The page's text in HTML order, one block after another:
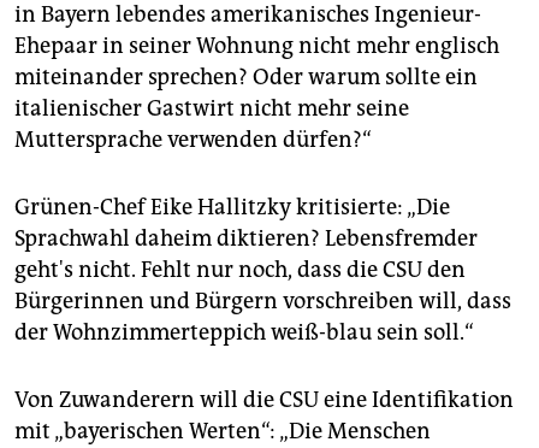
in Bayern lebendes amerikanisches Ingenieur-
Ehepaar in seiner Wohnung nicht mehr englisch
miteinander sprechen? Oder warum sollte ein
italienischer Gastwirt nicht mehr seine
Muttersprache verwenden dürfen?“
Grünen-Chef Eike Hallitzky kritisierte: „Die
Sprachwahl daheim diktieren? Lebensfremder
geht's nicht. Fehlt nur noch, dass die CSU den
Bürgerinnen und Bürgern vorschreiben will, dass
der Wohnzimmerteppich weiß-blau sein soll.“
Von Zuwanderern will die CSU eine Identifikation
mit „bayerischen Werten“: „Die Menschen